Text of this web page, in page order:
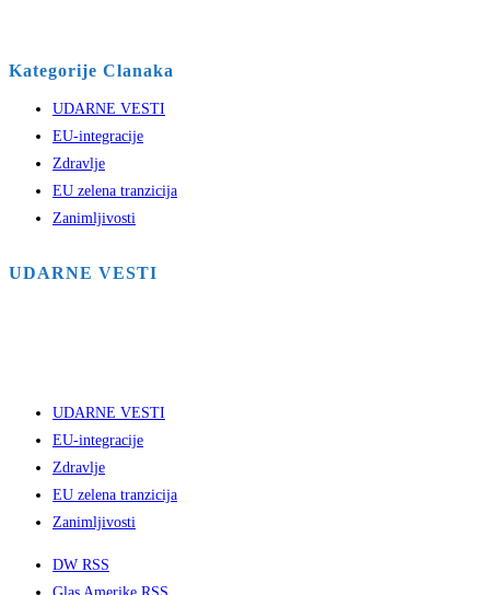
Kategorije Clanaka
UDARNE VESTI
EU-integracije
Zdravlje
EU zelena tranzicija
Zanimljivosti
UDARNE VESTI
UDARNE VESTI
EU-integracije
Zdravlje
EU zelena tranzicija
Zanimljivosti
DW RSS